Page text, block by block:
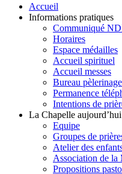
Accueil
Informations pratiques
Communiqué
Horaires
Espace médailles
Accueil spirituel
Accueil messes
Bureau pèlerinage
Permanence
Intentions de
La Chapelle aujourd’hui
Equipe
Groupes de
Atelier des
Association de la
Propositions